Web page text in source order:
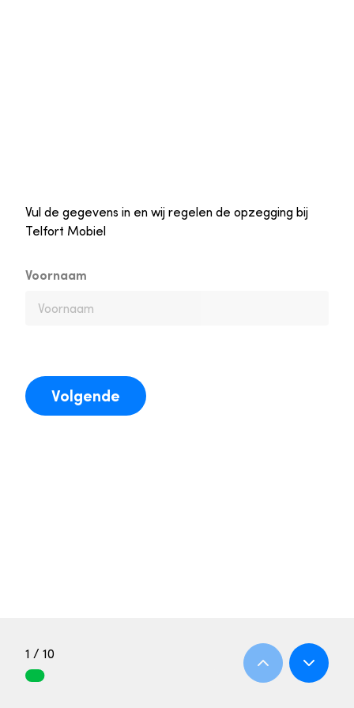
Vul de gegevens in en wij regelen de opzegging bij
Telfort Mobiel
Voornaam
Volgende
1 / 10